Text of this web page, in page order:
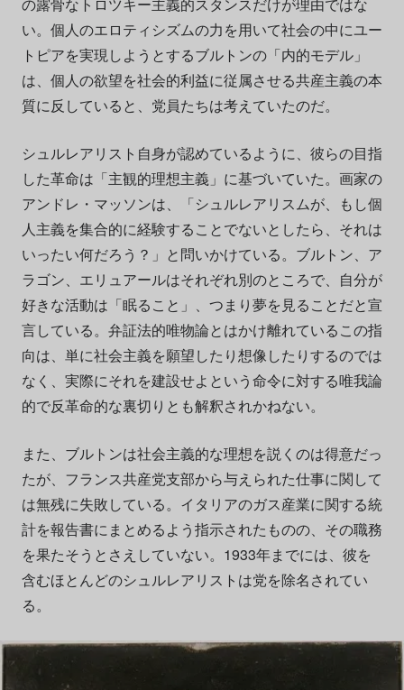
い。個人のエロティシズムの力を用いて社会の中にユー
トピアを実現しようとするブルトンの「内的モデル」
は、個人の欲望を社会的利益に従属させる共産主義の本
質に反していると、党員たちは考えていたのだ。
シュルレアリスト自身が認めているように、彼らの目指
した革命は「主観的理想主義」に基づいていた。画家の
アンドレ・マッソンは、「シュルレアリスムが、もし個
人主義を集合的に経験することでないとしたら、それは
いったい何だろう？」と問いかけている。ブルトン、ア
ラゴン、エリュアールはそれぞれ別のところで、自分が
好きな活動は「眠ること」、つまり夢を見ることだと宣
言している。弁証法的唯物論とはかけ離れているこの指
向は、単に社会主義を願望したり想像したりするのでは
なく、実際にそれを建設せよという命令に対する唯我論
的で反革命的な裏切りとも解釈されかねない。
また、ブルトンは社会主義的な理想を説くのは得意だっ
たが、フランス共産党支部から与えられた仕事に関して
は無残に失敗している。イタリアのガス産業に関する統
計を報告書にまとめるよう指示されたものの、その職務
を果たそうとさえしていない。1933年までには、彼を
含むほとんどのシュルレアリストは党を除名されてい
る。